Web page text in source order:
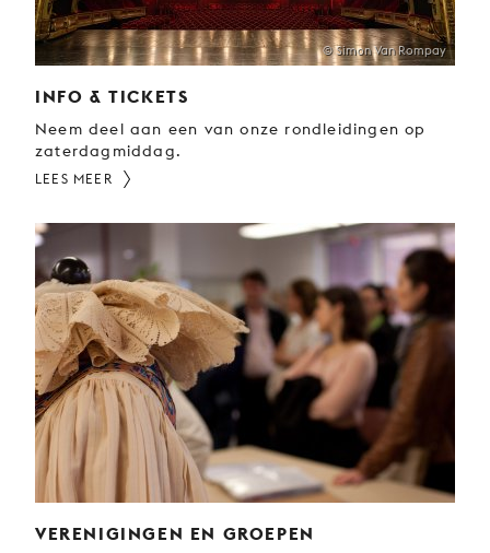
STEUN
ONS
© Simon Van Rompay
INFO & TICKETS
Neem deel aan een van onze rondleidingen op
zaterdagmiddag.
LEES MEER
VERENIGINGEN EN GROEPEN